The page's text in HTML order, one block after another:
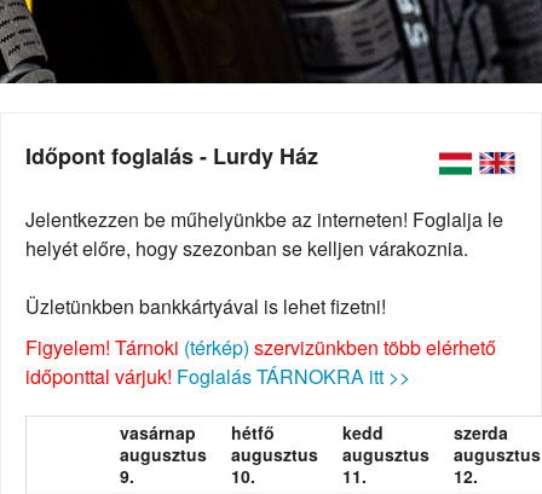
Időpont foglalás - Lurdy Ház
Jelentkezzen be műhelyünkbe az interneten! Foglalja le
helyét előre, hogy szezonban se kelljen várakoznia.
Üzletünkben bankkártyával is lehet fizetni!
Figyelem! Tárnoki (térkép) szervizünkben több elérhető
időponttal várjuk! Foglalás TÁRNOKRA itt >>
vasárnap
augusztus
9.
hétfő
augusztus
10.
kedd
augusztus
11.
szerda
augusztus
12.